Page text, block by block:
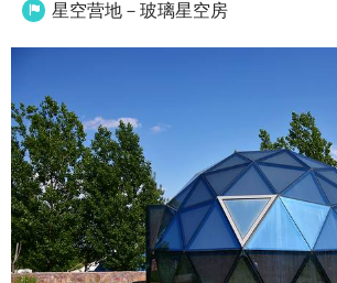
 星空营地－玻璃星空房